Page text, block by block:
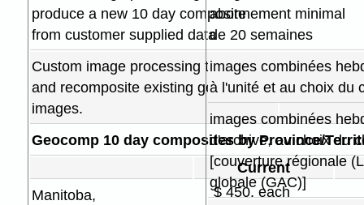
produce a new 10 day composite
from customer supplied data
Custom image processing to modify
and recomposite existing geocoded
images.
Geocomp 10 day composites by Province/
Current
Manitoba,
$ 450. each
abonnement minimal
de 20 semaines
images combinées
à l'unité et au choix du
images combinées
d'archive, au choix du
[couverture régionale
globale (GAC)]